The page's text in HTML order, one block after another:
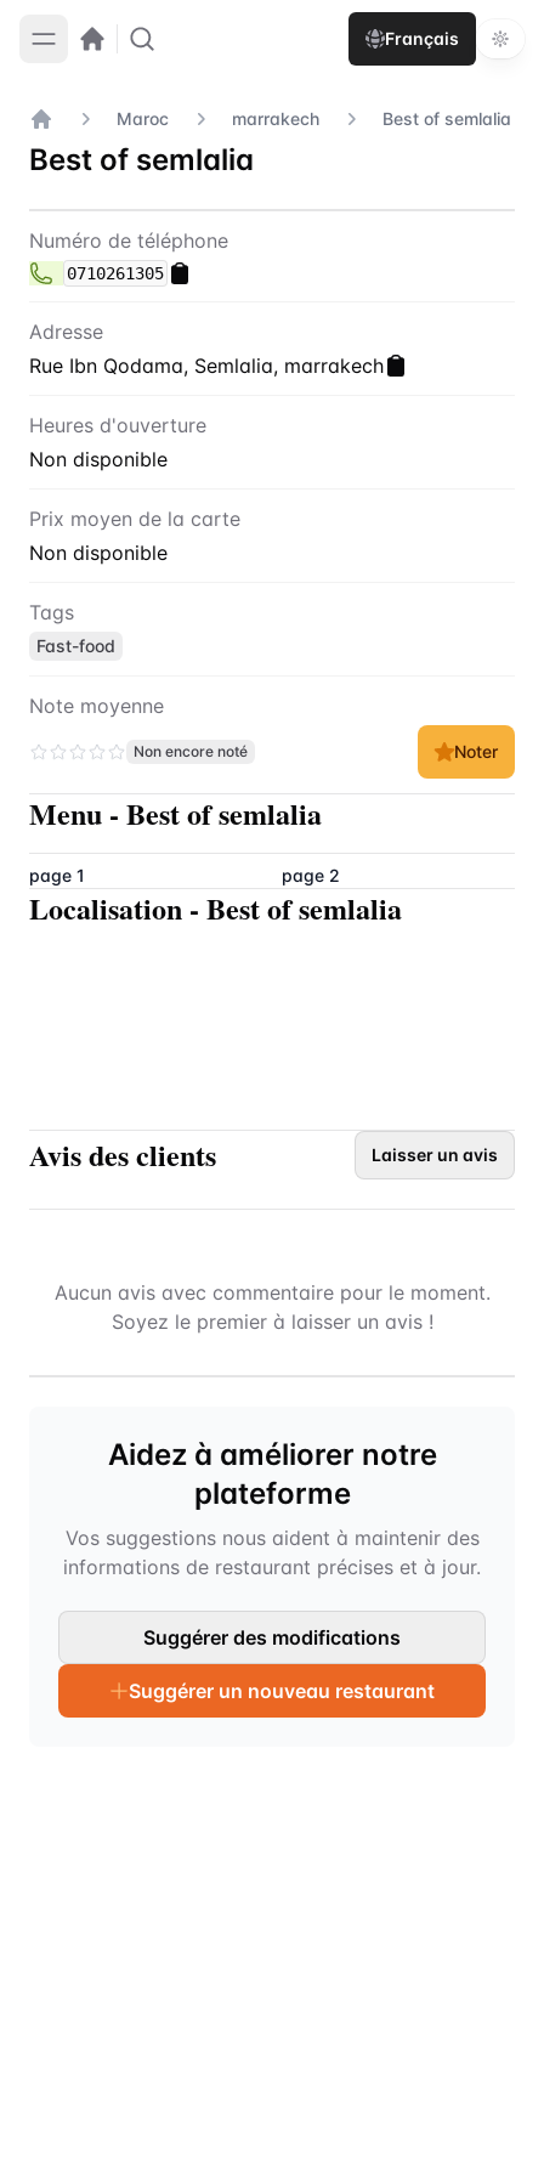
Français
Accueil
Maroc marrakech Best of semlalia
Best of semlalia
Contact Best of semlalia
Numéro de téléphone
0710261305
Adresse
Rue Ibn Qodama, Semlalia, marrakech
Heures d'ouverture
Non disponible
Prix moyen de la carte
Non disponible
Tags
Fast-food
Note moyenne
Non encore noté Noter
Menu - Best of semlalia
page 1 page 2
Localisation - Best of semlalia
Avis des clients Laisser un avis
Aucun avis avec commentaire pour le moment.
Soyez le premier à laisser un avis !
Aidez à améliorer notre
plateforme
Vos suggestions nous aident à maintenir des
informations de restaurant précises et à jour.
Suggérer des modifications
Suggérer un nouveau restaurant